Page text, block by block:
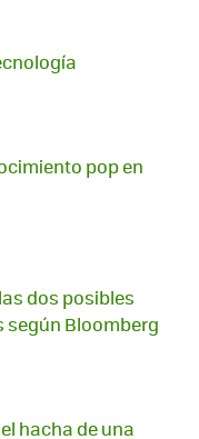
pop en
dos posibles
según Bloomberg
hacha de una